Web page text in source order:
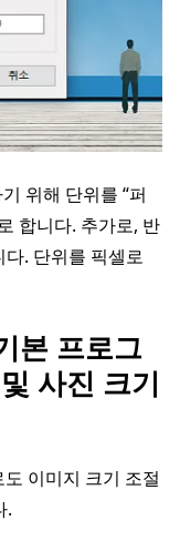
위해 단위를 “퍼
합니다. 추가로, 반
. 단위를 픽셀로
본 프로그
사진 크기
이미지 크기 조절
.